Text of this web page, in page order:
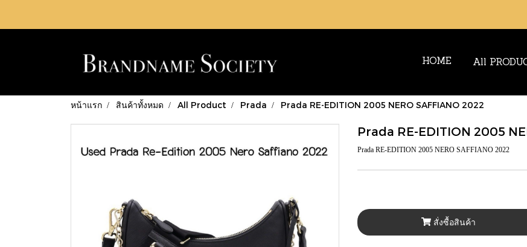
HOME All
หน้าแรก สินค้าทั้งหมด All Product Prada Prada RE-EDITION 2005 NERO SAFFIANO 2022
Prada RE-EDITION 2005
Prada RE-EDITION 2005 NERO SAFFIANO 2022
สั่งซื้อสินค้า